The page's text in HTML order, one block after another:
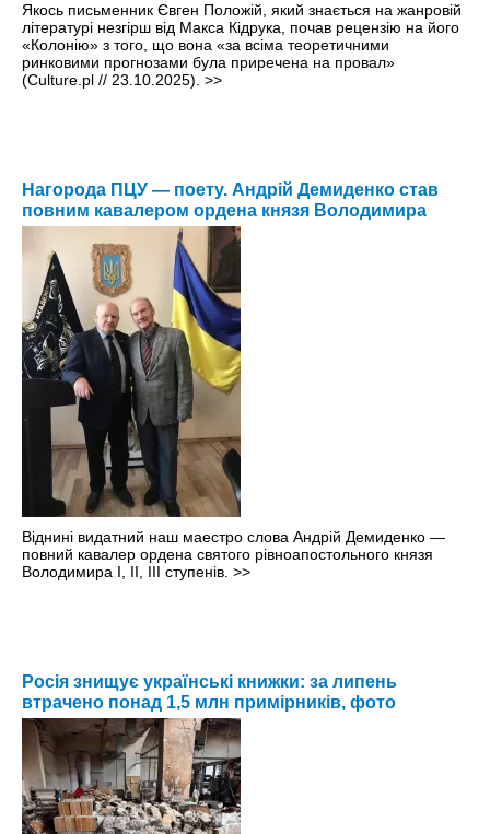
Якось письменник Євген Положій, який знається на жанровій
літературі незгірш від Макса Кідрука, почав рецензію на його
«Колонію» з того, що вона «за всіма теоретичними
ринковими прогнозами була приречена на провал»
(Culture.pl // 23.10.2025). >>
Нагорода ПЦУ — поету. Андрій Демиденко став
повним кавалером ордена князя Володимира
Віднині видатний наш маестро слова Андрій Демиденко —
повний кавалер ордена святого рівноапостольного князя
Володимира І, ІІ, ІІІ ступенів. >>
Росія знищує українські книжки: за липень
втрачено понад 1,5 млн примірників, фото